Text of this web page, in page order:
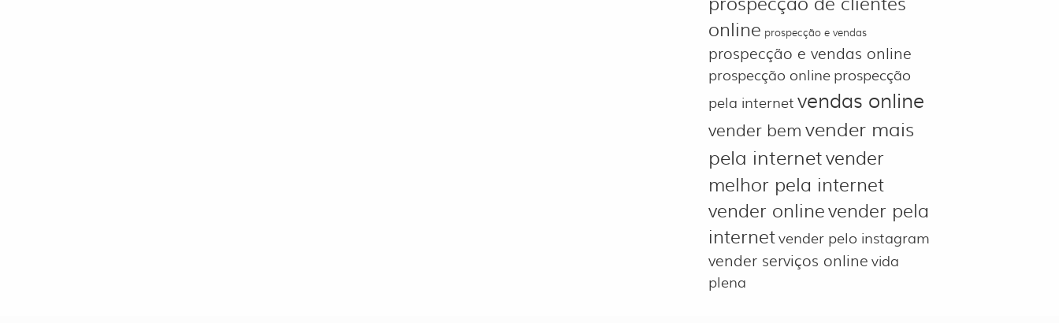
online prospecção e vendas
prospecção e vendas online
prospecção online prospecção
pela internet vendas online
vender bemvender mais
pela internetvender
melhor pela internet
vender onlinevender pela
internetvender pelo instagram
vender serviços online vida
plena